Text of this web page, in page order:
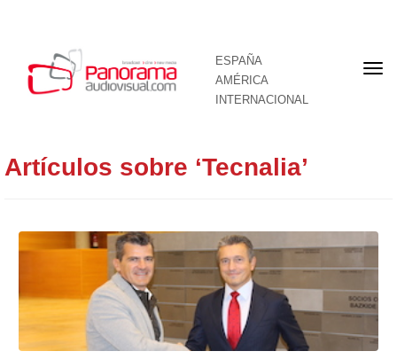
ESPAÑA
AMÉRICA
INTERNACIONAL
Artículos sobre ‘Tecnalia’